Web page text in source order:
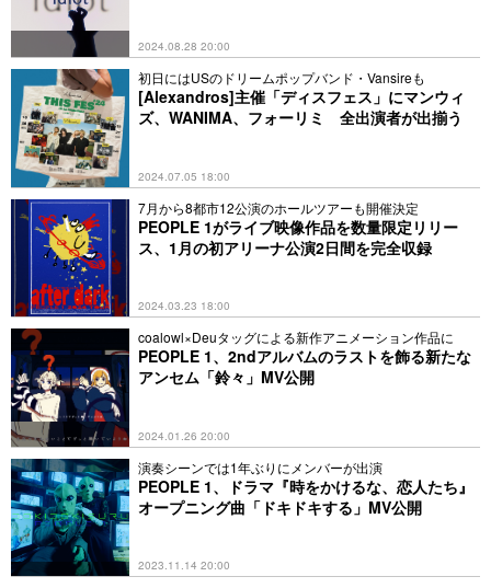
2024.08.28 20:00
初日にはUSのドリームポップバンド・Vansireも
[Alexandros]主催「ディスフェス」にマンウィ
ズ、WANIMA、フォーリミ 全出演者が出揃う
2024.07.05 18:00
7月から8都市12公演のホールツアーも開催決定
PEOPLE 1がライブ映像作品を数量限定リリー
ス、1月の初アリーナ公演2日間を完全収録
2024.03.23 18:00
coalowl×Deuタッグによる新作アニメーション作品に
PEOPLE 1、2ndアルバムのラストを飾る新たな
アンセム「鈴々」MV公開
2024.01.26 20:00
演奏シーンでは1年ぶりにメンバーが出演
PEOPLE 1、ドラマ『時をかけるな、恋人たち』
オープニング曲「ドキドキする」MV公開
2023.11.14 20:00